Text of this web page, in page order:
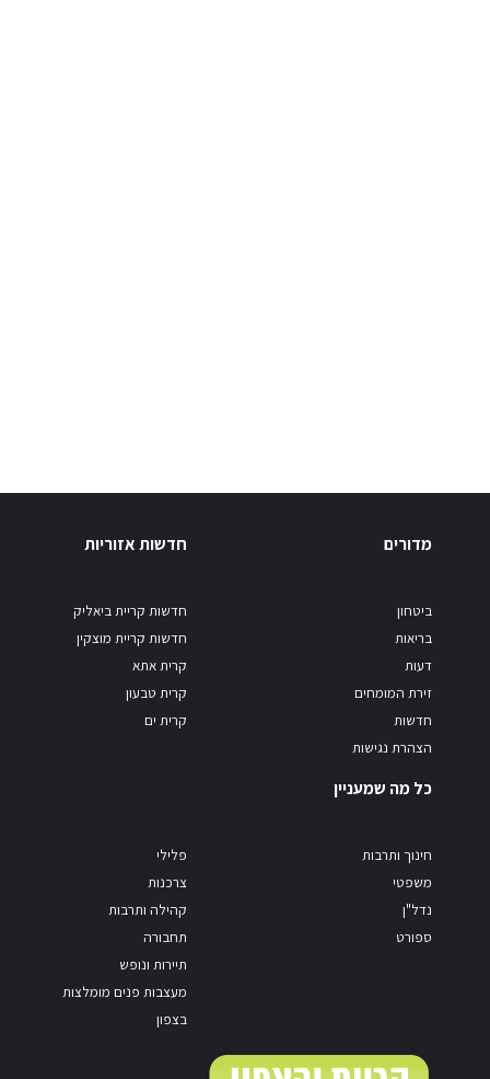
מדורים
ביטחון
בריאות
דעות
זירת המומחים
חדשות
הצהרת נגישות
חדשות אזוריות
חדשות קריית ביאליק
חדשות קריית מוצקין
קרית אתא
קרית טבעון
קרית ים
כל מה שמעניין
חינוך ותרבות
משפטי
נדל"ן
ספורט
פלילי
צרכנות
קהילה ותרבות
תחבורה
תיירות ונופש
מעצבות פנים מומלצות
בצפון